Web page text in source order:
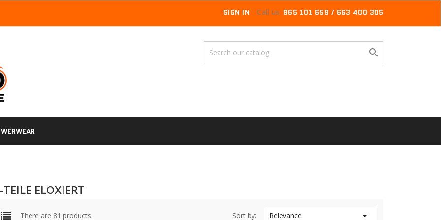
SIGN IN Call us: 965 101 659 / 663 400 305

ELOXIERT
There are 81 products. Sort by: Relevance 